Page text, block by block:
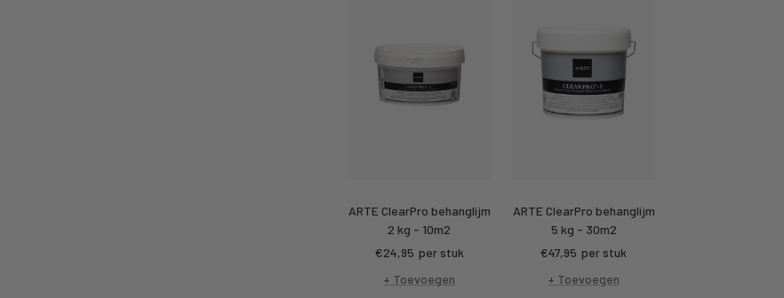
ARTE ClearPro behanglijm
2 kg - 10m2
Kortings
prijs
€24,95 per stuk
+ Toevoegen
ARTE ClearPro behanglijm
5 kg - 30m2
Kortings
prijs
€47,95 per stuk
+ Toevoegen